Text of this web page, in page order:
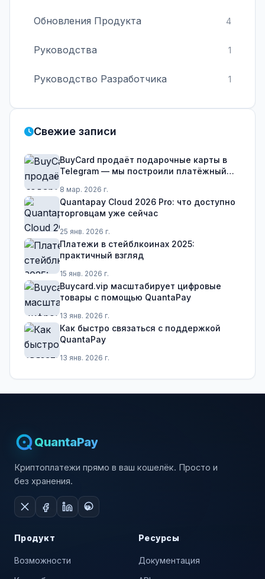
Обновления Продукта 4
Руководства 1
Руководство Разработчика 1
Свежие записи
BuyCard продаёт подарочные карты в
Telegram — мы построили платёжный
8 мар. 2026 г.
Quantapay Cloud 2026 Pro: что доступно
торговцам уже сейчас
25 янв. 2026 г.
Платежи в стейблкоинах 2025:
практичный взгляд
15 янв. 2026 г.
Buycard.vip масштабирует цифровые
товары с помощью QuantaPay
13 янв. 2026 г.
Как быстро связаться с поддержкой
QuantaPay
13 янв. 2026 г.
QuantaPay
Криптоплатежи прямо в ваш кошелёк. Просто и
без хранения.
Продукт
Возможности
Ресурсы
Документация